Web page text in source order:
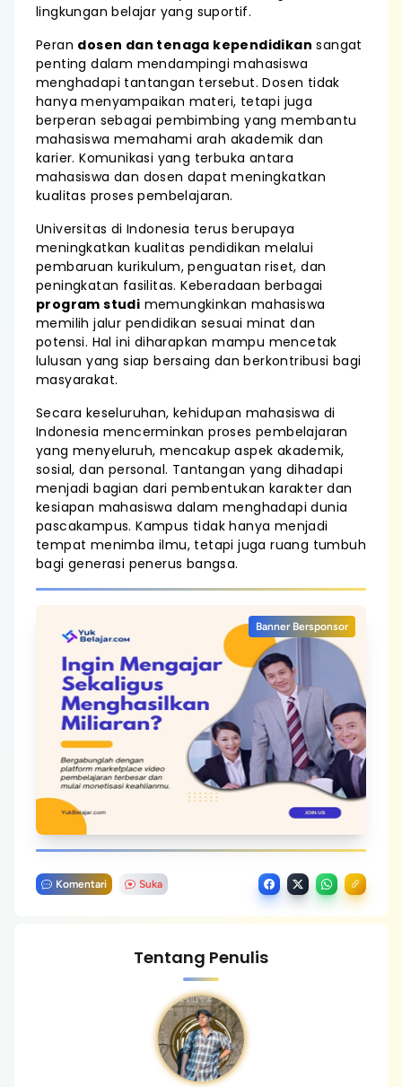
lingkungan belajar yang suportif.
Peran dosen dan tenaga kependidikan sangat
penting dalam mendampingi mahasiswa
menghadapi tantangan tersebut. Dosen tidak
hanya menyampaikan materi, tetapi juga
berperan sebagai pembimbing yang membantu
mahasiswa memahami arah akademik dan
karier. Komunikasi yang terbuka antara
mahasiswa dan dosen dapat meningkatkan
kualitas proses pembelajaran.
Universitas di Indonesia terus berupaya
meningkatkan kualitas pendidikan melalui
pembaruan kurikulum, penguatan riset, dan
peningkatan fasilitas. Keberadaan berbagai
program studi memungkinkan mahasiswa
memilih jalur pendidikan sesuai minat dan
potensi. Hal ini diharapkan mampu mencetak
lulusan yang siap bersaing dan berkontribusi bagi
masyarakat.
Secara keseluruhan, kehidupan mahasiswa di
Indonesia mencerminkan proses pembelajaran
yang menyeluruh, mencakup aspek akademik,
sosial, dan personal. Tantangan yang dihadapi
menjadi bagian dari pembentukan karakter dan
kesiapan mahasiswa dalam menghadapi dunia
pascakampus. Kampus tidak hanya menjadi
tempat menimba ilmu, tetapi juga ruang tumbuh
bagi generasi penerus bangsa.
Banner Bersponsor
Komentari Suka
Tentang Penulis